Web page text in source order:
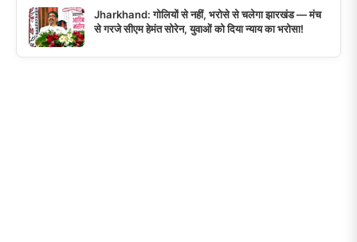
Jharkhand: गोलियों से नहीं, भरोसे से चलेगा झारखंड — मंच
से गरजे सीएम हेमंत सोरेन, युवाओं को दिया न्याय का भरोसा!